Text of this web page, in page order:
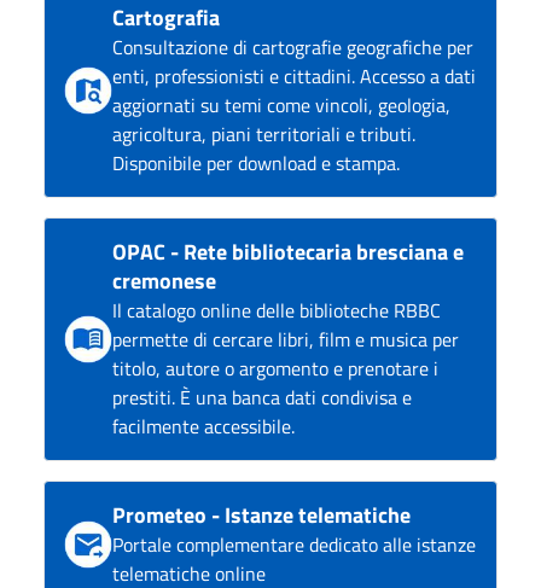
Cartografia
Consultazione di cartografie geografiche per
enti, professionisti e cittadini. Accesso a dati
aggiornati su temi come vincoli, geologia,
agricoltura, piani territoriali e tributi.
Disponibile per download e stampa.
OPAC - Rete bibliotecaria bresciana e
cremonese
Il catalogo online delle biblioteche RBBC
permette di cercare libri, film e musica per
titolo, autore o argomento e prenotare i
prestiti. È una banca dati condivisa e
facilmente accessibile.
Prometeo - Istanze telematiche
Portale complementare dedicato alle istanze
telematiche online